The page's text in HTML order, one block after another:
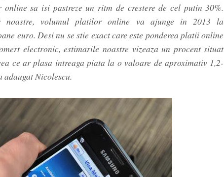
sa isi pastreze un ritm de crestere de cel putin 30%.
noastre, volumul platilor online va ajunge in 2013 la
euro. Desi nu se stie exact care este ponderea platii online
electronic, estimarile noastre vizeaza un procent situat
ce ar plasa intreaga piata la o valoare de aproximativ 1,2-
adaugat Nicolescu.